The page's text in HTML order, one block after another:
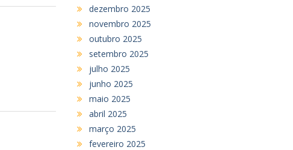
dezembro 2025
novembro 2025
outubro 2025
setembro 2025
julho 2025
junho 2025
maio 2025
abril 2025
março 2025
fevereiro 2025